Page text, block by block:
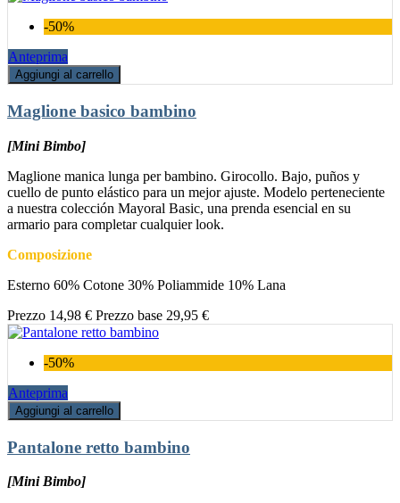
-50%
Anteprima
Aggiungi al carrello
Maglione basico bambino
[Mini Bimbo]
Maglione manica lunga per bambino. Girocollo. Bajo, puños y
cuello de punto elástico para un mejor ajuste. Modelo perteneciente
a nuestra colección Mayoral Basic, una prenda esencial en su
armario para completar cualquier look.
Composizione
Esterno 60% Cotone 30% Poliammide 10% Lana
Prezzo 14,98 € Prezzo base 29,95 €
-50%
Anteprima
Aggiungi al carrello
Pantalone retto bambino
[Mini Bimbo]